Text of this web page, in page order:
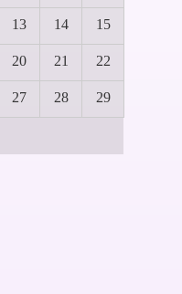
13 14 15
20 21 22
27 28 29